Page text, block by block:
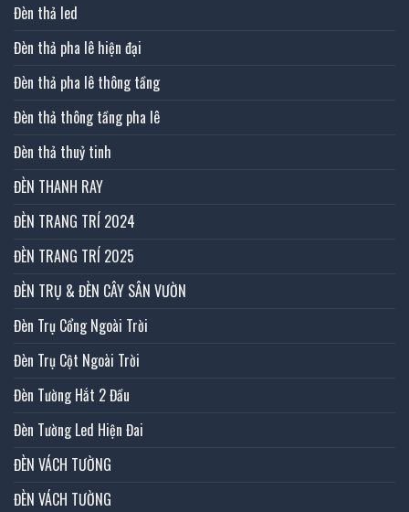
Đèn thả led
Đèn thả pha lê hiện đại
Đèn thả pha lê thông tầng
Đèn thả thông tầng pha lê
Đèn thả thuỷ tinh
ĐÈN THANH RAY
ĐÈN TRANG TRÍ 2024
ĐÈN TRANG TRÍ 2025
ĐÈN TRỤ & ĐÈN CÂY SÂN VƯỜN
Đèn Trụ Cổng Ngoài Trời
Đèn Trụ Cột Ngoài Trời
Đèn Tường Hắt 2 Đầu
Đèn Tường Led Hiện Đai
ĐÈN VÁCH TƯỜNG
ĐÈN VÁCH TƯỜNG